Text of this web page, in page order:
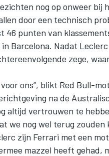
nog op onweer bij
door een technisch
46 punten van
Barcelona. Nadat
zege,
ons”, blikt Red Bull-
na de
altijd vertrouwen te
we nog wel terug zouden
zijn Ferrari met een
mazzel heeft gehad,